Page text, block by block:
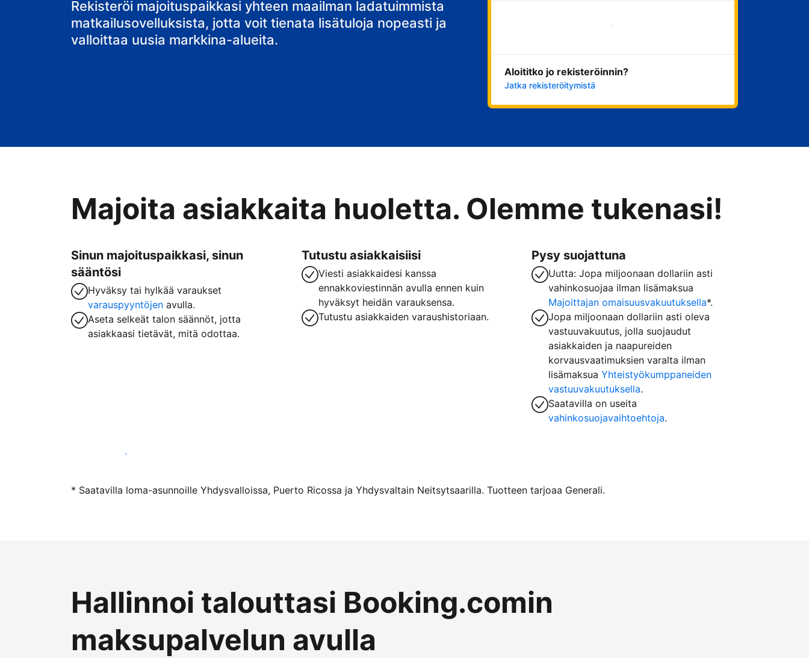
Rekisteröi majoituspaikkasi yhteen maailman ladatuimmista
matkailusovelluksista, jotta voit tienata lisätuloja nopeasti ja
valloittaa uusia markkina-alueita.
Aloita nyt
Aloititko jo rekisteröinnin?
Jatka rekisteröitymistä
Majoita asiakkaita huoletta. Olemme tukenasi!
Sinun majoituspaikkasi, sinun
sääntösi
Hyväksy tai hylkää varaukset
varauspyyntöjen avulla.
Aseta selkeät talon säännöt, jotta
asiakkaasi tietävät, mitä odottaa.
Tutustu asiakkaisiisi
Viesti asiakkaidesi kanssa
ennakkoviestinnän avulla ennen kuin
hyväksyt heidän varauksensa.
Tutustu asiakkaiden varaushistoriaan.
Pysy suojattuna
Uutta: Jopa miljoonaan dollariin asti
vahinkosuojaa ilman lisämaksua
Majoittajan omaisuusvakuutuksella*.
Jopa miljoonaan dollariin asti oleva
vastuuvakuutus, jolla suojaudut
asiakkaiden ja naapureiden
korvausvaatimuksien varalta ilman
lisämaksuaYhteistyökumppaneiden
vastuuvakuutuksella.
Saatavilla on useita
vahinkosuojavaihtoehtoja.
Ryhdy majoittajaksi
* Saatavilla loma-asunnoille Yhdysvalloissa, Puerto Ricossa ja Yhdysvaltain Neitsytsaarilla. Tuotteen tarjoaa Generali.
Hallinnoi talouttasi Booking.comin
maksupalvelun avulla